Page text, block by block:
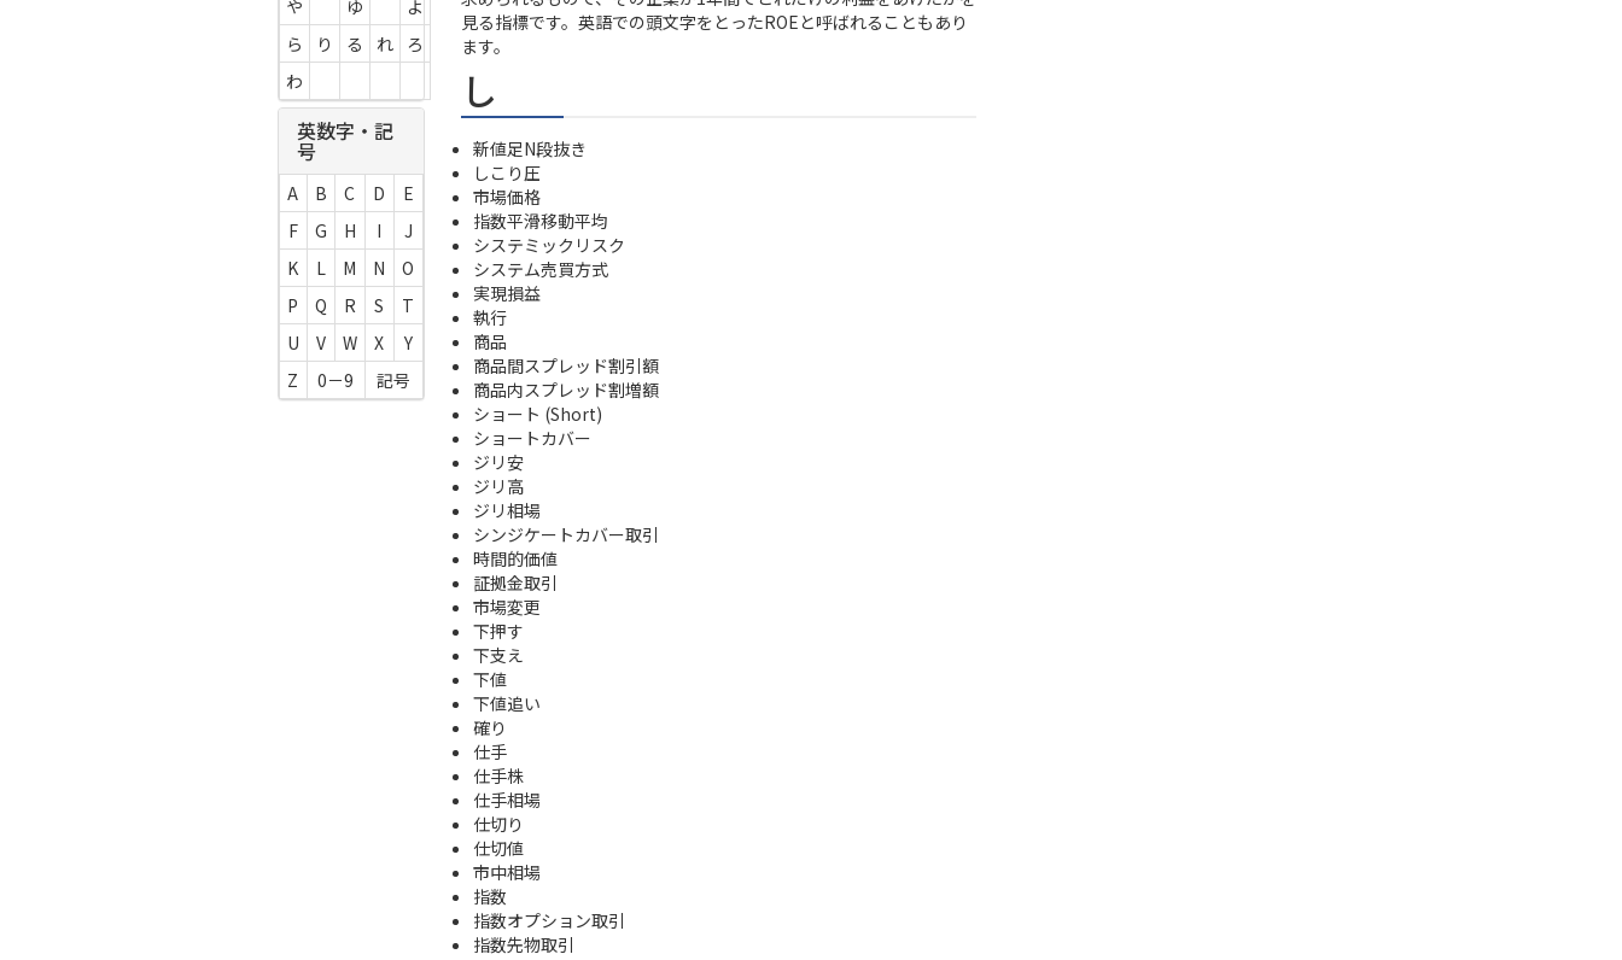
見る指標です。英語での頭文字をとったROEと呼ばれることもあり
ます。
し
新値足N段抜き
しこり圧
市場価格
指数平滑移動平均
システミックリスク
システム売買方式
実現損益
執行
商品
商品間スプレッド割引額
商品内スプレッド割増額
ショート (Short)
ショートカバー
ジリ安
ジリ高
ジリ相場
シンジケートカバー取引
時間的価値
証拠金取引
市場変更
下押す
下支え
下値
下値追い
確り
仕手
仕手株
仕手相場
仕切り
仕切値
市中相場
指数
指数オプション取引
指数先物取引
や
ゆ
よ
ら
り る れ
ろ
わ
英数字・記
号
A B C D
E
F
G H I
J
K
L M N
O
P
Q R S
T
U
V W X
Y
Z
0－9 記号